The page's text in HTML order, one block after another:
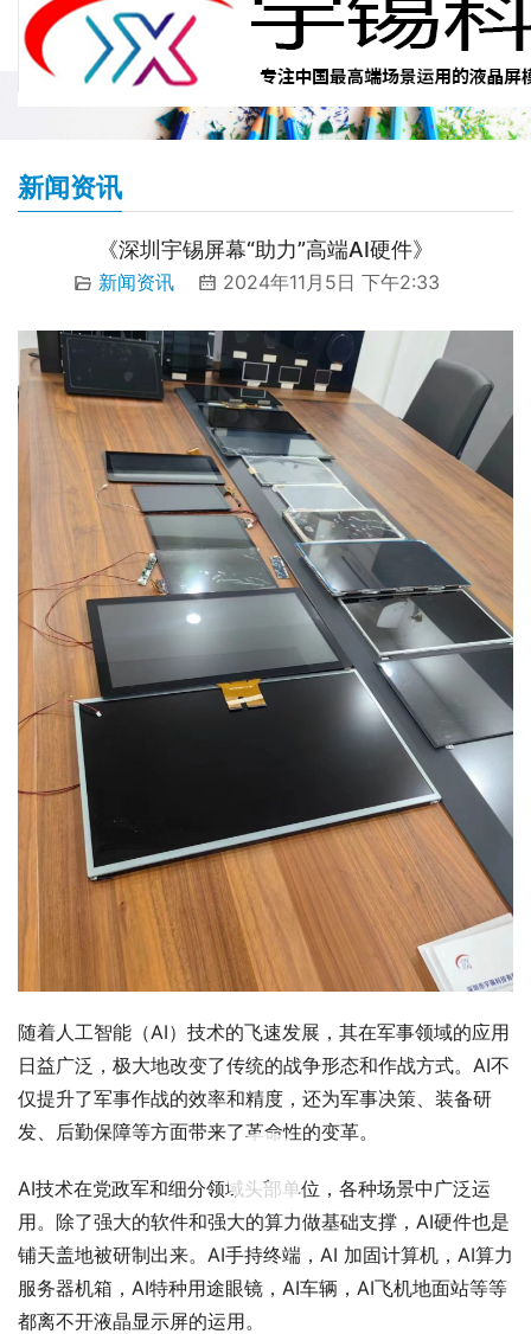
新闻资讯
《深圳宇锡屏幕“助力”高端AI硬件》
新闻资讯 2024年11月5日 下午2:33
随着人工智能（AI）技术的飞速发展，其在军事领域的应用
日益广泛，极大地改变了传统的战争形态和作战方式。AI不
仅提升了军事作战的效率和精度，还为军事决策、装备研
发、后勤保障等方面带来了革命性的变革。
AI技术在党政军和细分领域头部单位，各种场景中广泛运
用。除了强大的软件和强大的算力做基础支撑，AI硬件也是
铺天盖地被研制出来。AI手持终端，AI 加固计算机，AI算力
服务器机箱，AI特种用途眼镜，AI车辆，AI飞机地面站等等
都离不开液晶显示屏的运用。